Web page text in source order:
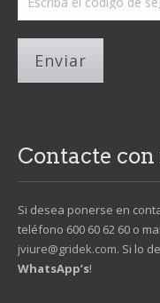
Contacte con
Si desea ponerse en
teléfono 600 60 62 60 o
jviure@gridek.com. Si lo
WhatsApp’s!